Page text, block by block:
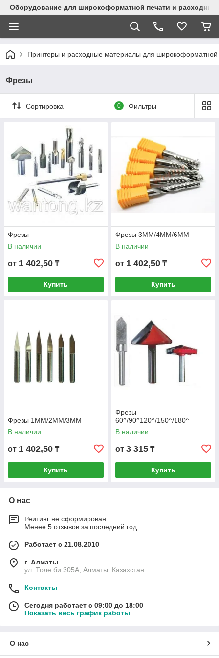
Оборудование для широкоформатной печати и
Принтеры и расходные материалы для широкоформатной
Фрезы
Сортировка 0 Фильтры
Фрезы
В наличии
от 1 402,50 ₸
Купить
Фрезы 3MM/4MM/6MM
В наличии
от 1 402,50 ₸
Купить
Фрезы 1MM/2MM/3MM
В наличии
от 1 402,50 ₸
Купить
Фрезы
60^/90^120^/150^/180^
В наличии
от 3 315 ₸
Купить
О нас
Рейтинг не сформирован
Менее 5 отзывов за последний год
Работает с 21.08.2010
г. Алматы
ул. Толе би 305А, Алматы, Казахстан
Контакты
Сегодня работает с 09:00 до 18:00
Показать весь график работы
О нас